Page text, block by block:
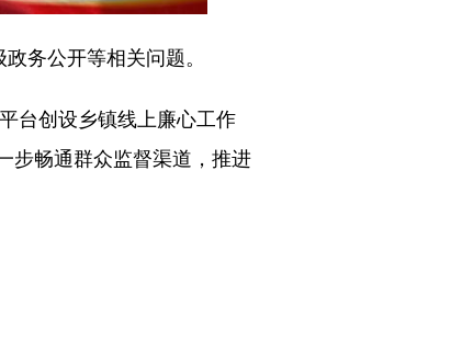
务公开等相关问题。
台创设乡镇线上廉心工作
步畅通群众监督渠道，推进